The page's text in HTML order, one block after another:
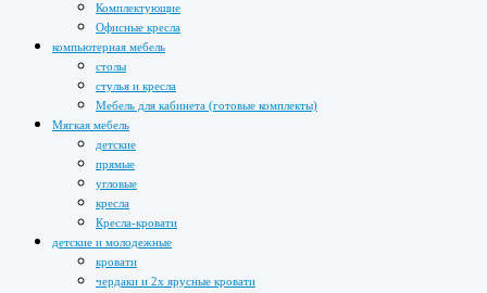
Комплектующие
Офисные кресла
компьютерная мебель
столы
стулья и кресла
Мебель для кабинета (готовые комплекты)
Мягкая мебель
детские
прямые
угловые
кресла
Кресла-кровати
детские и молодежные
кровати
чердаки и 2х ярусные кровати